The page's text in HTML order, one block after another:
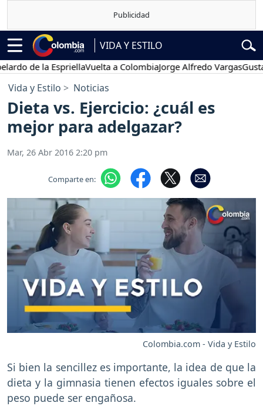
VIDA Y ESTILO
la EspriellaVuelta a ColombiaJorge Alfredo Vargas Gustavo
Vida y Estilo Noticias
Dieta vs. Ejercicio: ¿cuál es
mejor para adelgazar?
Mar, 26 Abr 2016 2:20 pm
Comparte en:
Colombia.com - Vida y Estilo
Si bien la sencillez es importante, la idea de que la
dieta y la gimnasia tienen efectos iguales sobre el
peso puede ser engañosa.